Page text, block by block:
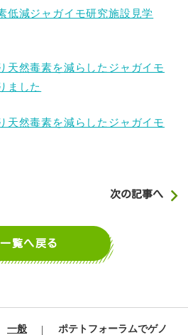
低減ジャガイモ研究施設見学
天然毒素を減らしたジャガイモ
ました
天然毒素を減らしたジャガイモ
一覧へ戻る
次の記事へ
一般
ポテトフォーラムでゲノ